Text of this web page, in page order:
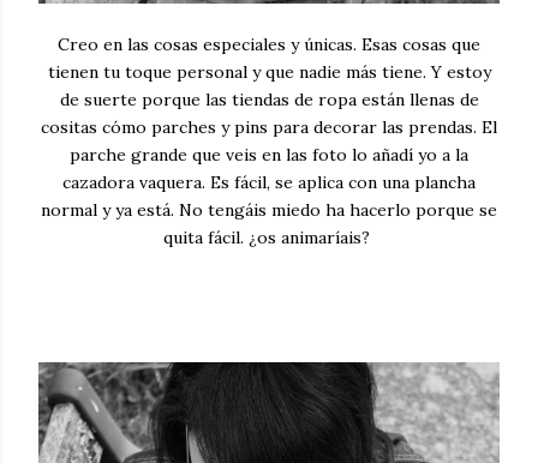
Creo en las cosas especiales y únicas. Esas cosas que
tienen tu toque personal y que nadie más tiene. Y estoy
de suerte porque las tiendas de ropa están llenas de
cositas cómo parches y pins para decorar las prendas. El
parche grande que veis en las foto lo añadí yo a la
cazadora vaquera. Es fácil, se aplica con una plancha
normal y ya está. No tengáis miedo ha hacerlo porque se
quita fácil. ¿os animaríais?